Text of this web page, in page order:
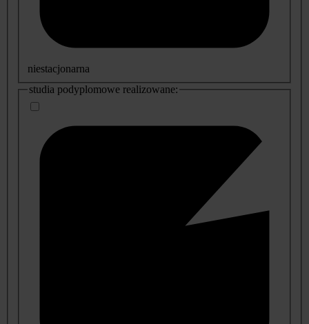
niestacjonarna
studia podyplomowe realizowane: